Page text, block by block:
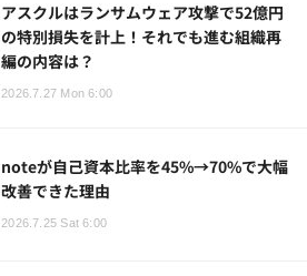
アスクルはランサムウェア攻撃で52億円
の特別損失を計上！それでも進む組織再
編の内容は？
2026.7.27 Mon 6:00
noteが自己資本比率を45%→70%で大幅
改善できた理由
2026.7.25 Sat 6:00